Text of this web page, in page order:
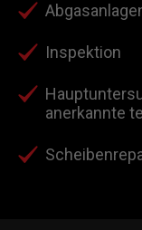
Inspektion
anerkannte